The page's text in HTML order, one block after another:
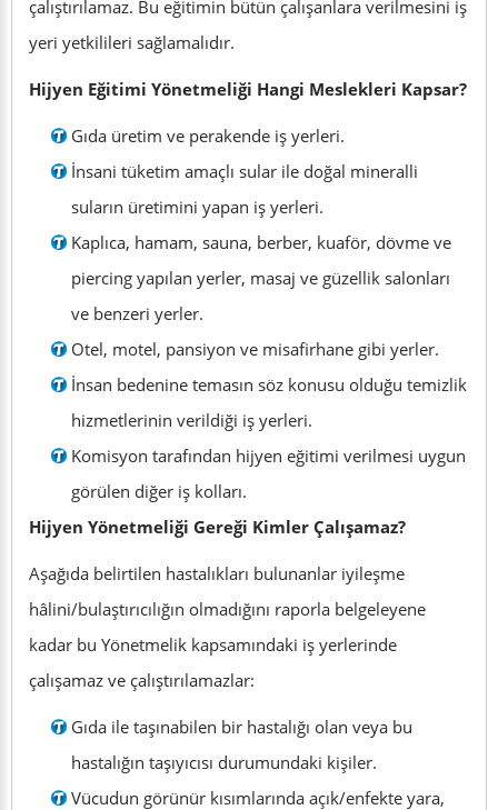
çalıştırılamaz. Bu eğitimin bütün çalışanlara verilmesini iş
yeri yetkilileri sağlamalıdır.
Hijyen Eğitimi Yönetmeliği Hangi Meslekleri Kapsar?
Gıda üretim ve perakende iş yerleri.
İnsani tüketim amaçlı sular ile doğal mineralli
suların üretimini yapan iş yerleri.
Kaplıca, hamam, sauna, berber, kuaför, dövme ve
piercing yapılan yerler, masaj ve güzellik salonları
ve benzeri yerler.
Otel, motel, pansiyon ve misafirhane gibi yerler.
İnsan bedenine temasın söz konusu olduğu temizlik
hizmetlerinin verildiği iş yerleri.
Komisyon tarafından hijyen eğitimi verilmesi uygun
görülen diğer iş kolları.
Hijyen Yönetmeliği Gereği Kimler Çalışamaz?
Aşağıda belirtilen hastalıkları bulunanlar iyileşme
hâlini/bulaştırıcılığın olmadığını raporla belgeleyene
kadar bu Yönetmelik kapsamındaki iş yerlerinde
çalışamaz ve çalıştırılamazlar:
Gıda ile taşınabilen bir hastalığı olan veya bu
hastalığın taşıyıcısı durumundaki kişiler.
Vücudun görünür kısımlarında açık/enfekte yara,